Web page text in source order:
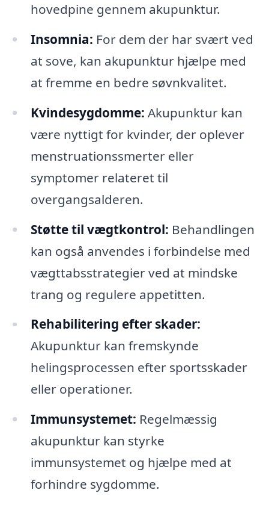
hovedpine gennem akupunktur.
Insomnia: For dem der har svært ved
at sove, kan akupunktur hjælpe med
at fremme en bedre søvnkvalitet.
Kvindesygdomme: Akupunktur kan
være nyttigt for kvinder, der oplever
menstruationssmerter eller
symptomer relateret til
overgangsalderen.
Støtte til vægtkontrol: Behandlingen
kan også anvendes i forbindelse med
vægttabsstrategier ved at mindske
trang og regulere appetitten.
Rehabilitering efter skader:
Akupunktur kan fremskynde
helingsprocessen efter sportsskader
eller operationer.
Immunsystemet: Regelmæssig
akupunktur kan styrke
immunsystemet og hjælpe med at
forhindre sygdomme.